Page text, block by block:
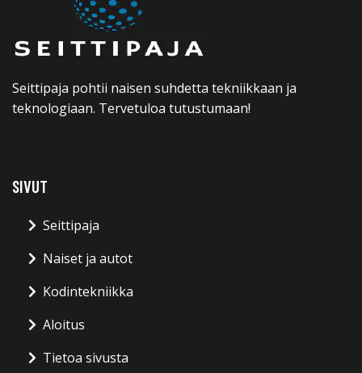
Seittipaja pohtii naisen suhdetta tekniikkaan ja
teknologiaan. Tervetuloa tutustumaan!
SIVUT
Seittipaja
Naiset ja autot
Kodintekniikka
Aloitus
Tietoa sivusta